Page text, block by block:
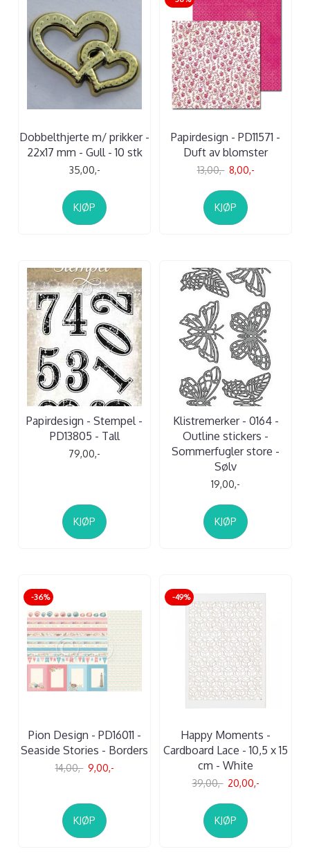
Dobbelthjerte m/ prikker -
22x17 mm - Gull - 10 stk
35,00,-
KJØP
Papirdesign - PD11571 -
Duft av blomster
13,00,- 8,00,-
KJØP
Papirdesign - Stempel -
PD13805 - Tall
79,00,-
KJØP
Klistremerker - 0164 -
Outline stickers -
Sommerfugler store -
Sølv
19,00,-
KJØP
-36%
Pion Design - PD16011 -
Seaside Stories - Borders
14,00,- 9,00,-
KJØP
-49%
Happy Moments -
Cardboard Lace - 10,5 x 15
cm - White
39,00,- 20,00,-
KJØP